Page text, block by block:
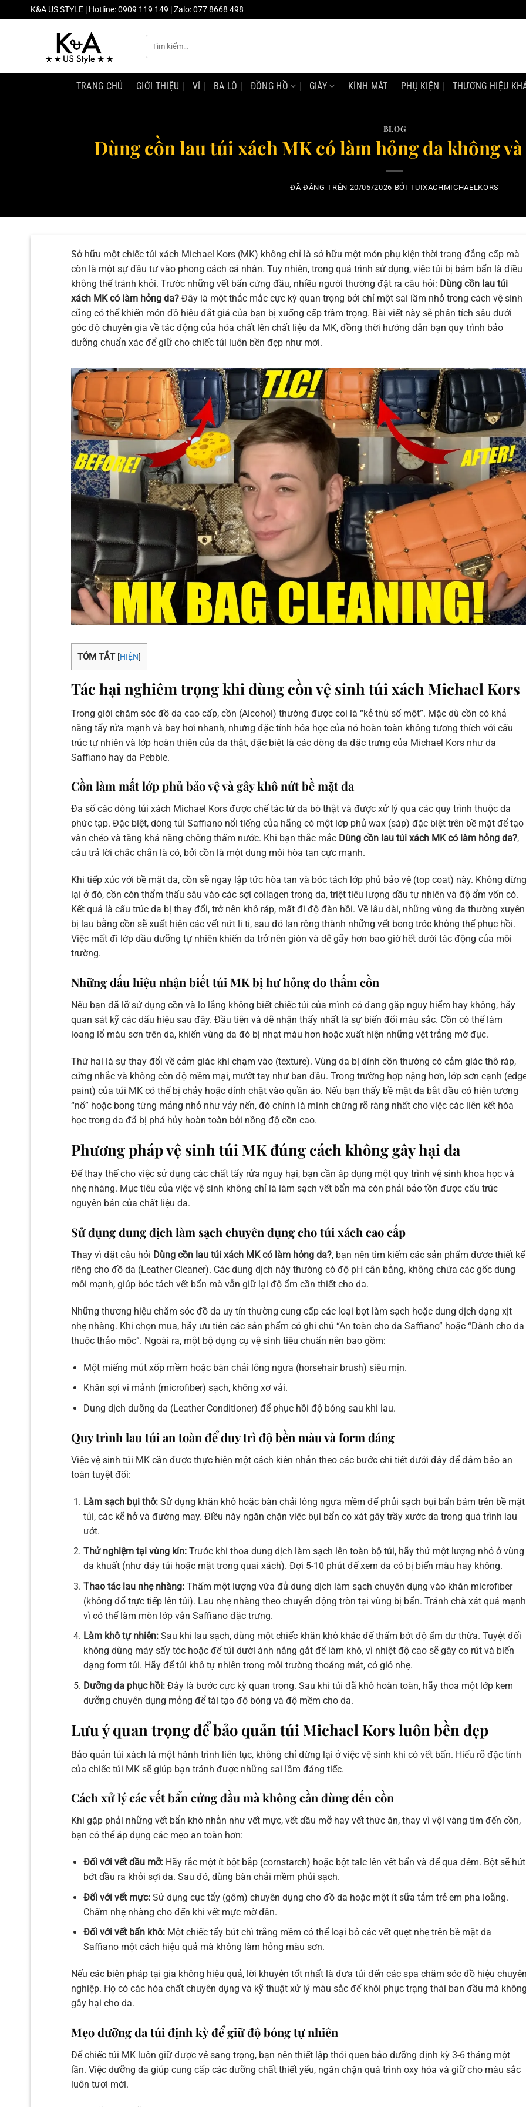
đến
K&A US STYLE | Hotline: 0909 119 149 | Zalo: 077 8668 498
kiếm:
TRANG CHỦ GIỚI THIỆU VÍ BA LÔ ĐỒNG HỒ GIÀY KÍNH MÁT PHỤ KIỆN THƯƠNG HIỆU
BLOG
Dùng cồn lau túi xách MK có làm hỏng da không
ĐÃ ĐĂNG TRÊN 20/05/2026 BỞITUIXACHMICHAELKORS
Sở hữu một chiếc túi xách Michael Kors (MK) không chỉ là sở hữu một món phụ kiện thời trang đẳng cấp mà
còn là một sự đầu tư vào phong cách cá nhân. Tuy nhiên, trong quá trình sử dụng, việc túi bị bám bẩn là điều
không thể tránh khỏi. Trước những vết bẩn cứng đầu, nhiều người thường đặt ra câu hỏi: Dùng cồn lau túi
xách MK có làm hỏng da? Đây là một thắc mắc cực kỳ quan trọng bởi chỉ một sai lầm nhỏ trong cách vệ sinh
cũng có thể khiến món đồ hiệu đắt giá của bạn bị xuống cấp trầm trọng. Bài viết này sẽ phân tích sâu dưới
góc độ chuyên gia về tác động của hóa chất lên chất liệu da MK, đồng thời hướng dẫn bạn quy trình bảo
dưỡng chuẩn xác để giữ cho chiếc túi luôn bền đẹp như mới.
TÓM TẮT [HIỆN]
Tác hại nghiêm trọng khi dùng cồn vệ sinh túi xách Michael Kors
Trong giới chăm sóc đồ da cao cấp, cồn (Alcohol) thường được coi là “kẻ thù số một”. Mặc dù cồn có khả
năng tẩy rửa mạnh và bay hơi nhanh, nhưng đặc tính hóa học của nó hoàn toàn không tương thích với cấu
trúc tự nhiên và lớp hoàn thiện của da thật, đặc biệt là các dòng da đặc trưng của Michael Kors như da
Saffiano hay da Pebble.
Cồn làm mất lớp phủ bảo vệ và gây khô nứt bề mặt da
Đa số các dòng túi xách Michael Kors được chế tác từ da bò thật và được xử lý qua các quy trình thuộc da
phức tạp. Đặc biệt, dòng túi Saffiano nổi tiếng của hãng có một lớp phủ wax (sáp) đặc biệt trên bề mặt để tạo
vân chéo và tăng khả năng chống thấm nước. Khi bạn thắc mắc Dùng cồn lau túi xách MK có làm hỏng da?,
câu trả lời chắc chắn là có, bởi cồn là một dung môi hòa tan cực mạnh.
Khi tiếp xúc với bề mặt da, cồn sẽ ngay lập tức hòa tan và bóc tách lớp phủ bảo vệ (top coat) này. Không dừng
lại ở đó, cồn còn thẩm thấu sâu vào các sợi collagen trong da, triệt tiêu lượng dầu tự nhiên và độ ẩm vốn có.
Kết quả là cấu trúc da bị thay đổi, trở nên khô ráp, mất đi độ đàn hồi. Về lâu dài, những vùng da thường xuyên
bị lau bằng cồn sẽ xuất hiện các vết nứt li ti, sau đó lan rộng thành những vết bong tróc không thể phục hồi.
Việc mất đi lớp dầu dưỡng tự nhiên khiến da trở nên giòn và dễ gãy hơn bao giờ hết dưới tác động của môi
trường.
Những dấu hiệu nhận biết túi MK bị hư hỏng do thấm cồn
Nếu bạn đã lỡ sử dụng cồn và lo lắng không biết chiếc túi của mình có đang gặp nguy hiểm hay không, hãy
quan sát kỹ các dấu hiệu sau đây. Đầu tiên và dễ nhận thấy nhất là sự biến đổi màu sắc. Cồn có thể làm
loang lổ màu sơn trên da, khiến vùng da đó bị nhạt màu hơn hoặc xuất hiện những vệt trắng mờ đục.
Thứ hai là sự thay đổi về cảm giác khi chạm vào (texture). Vùng da bị dính cồn thường có cảm giác thô ráp,
cứng nhắc và không còn độ mềm mại, mướt tay như ban đầu. Trong trường hợp nặng hơn, lớp sơn cạnh
paint) của túi MK có thể bị chảy hoặc dính chặt vào quần áo. Nếu bạn thấy bề mặt da bắt đầu có hiện tượng
“nổ” hoặc bong từng mảng nhỏ như vảy nến, đó chính là minh chứng rõ ràng nhất cho việc các liên kết hóa
học trong da đã bị phá hủy hoàn toàn bởi nồng độ cồn cao.
Phương pháp vệ sinh túi MK đúng cách không gây hại da
Để thay thế cho việc sử dụng các chất tẩy rửa nguy hại, bạn cần áp dụng một quy trình vệ sinh khoa học và
nhẹ nhàng. Mục tiêu của việc vệ sinh không chỉ là làm sạch vết bẩn mà còn phải bảo tồn được cấu trúc
nguyên bản của chất liệu da.
Sử dụng dung dịch làm sạch chuyên dụng cho túi xách cao cấp
Thay vì đặt câu hỏi Dùng cồn lau túi xách MK có làm hỏng da?, bạn nên tìm kiếm các sản phẩm được thiết kế
riêng cho đồ da (Leather Cleaner). Các dung dịch này thường có độ pH cân bằng, không chứa các gốc dung
môi mạnh, giúp bóc tách vết bẩn mà vẫn giữ lại độ ẩm cần thiết cho da.
Những thương hiệu chăm sóc đồ da uy tín thường cung cấp các loại bọt làm sạch hoặc dung dịch dạng xịt
nhẹ nhàng. Khi chọn mua, hãy ưu tiên các sản phẩm có ghi chú “An toàn cho da Saffiano” hoặc “Dành cho da
thuộc thảo mộc”. Ngoài ra, một bộ dụng cụ vệ sinh tiêu chuẩn nên bao gồm:
Một miếng mút xốp mềm hoặc bàn chải lông ngựa (horsehair brush) siêu mịn.
Khăn sợi vi mảnh (microfiber) sạch, không xơ vải.
Dung dịch dưỡng da (Leather Conditioner) để phục hồi độ bóng sau khi lau.
Quy trình lau túi an toàn để duy trì độ bền màu và form dáng
Việc vệ sinh túi MK cần được thực hiện một cách kiên nhẫn theo các bước chi tiết dưới đây để đảm bảo an
toàn tuyệt đối:
Làm sạch bụi thô:Sử dụng khăn khô hoặc bàn chải lông ngựa mềm để phủi sạch bụi bẩn bám trên bề mặt
túi, các kẽ hở và đường may. Điều này ngăn chặn việc bụi bẩn cọ xát gây trầy xước da trong quá trình lau
ướt.
Thử nghiệm tại vùng kín:Trước khi thoa dung dịch làm sạch lên toàn bộ túi, hãy thử một lượng nhỏ ở vùng
da khuất (như đáy túi hoặc mặt trong quai xách). Đợi 5-10 phút để xem da có bị biến màu hay không.
Thao tác lau nhẹ nhàng:Thấm một lượng vừa đủ dung dịch làm sạch chuyên dụng vào khăn microfiber
(không đổ trực tiếp lên túi). Lau nhẹ nhàng theo chuyển động tròn tại vùng bị bẩn. Tránh chà xát quá mạnh
vì có thể làm mòn lớp vân Saffiano đặc trưng.
Làm khô tự nhiên:Sau khi lau sạch, dùng một chiếc khăn khô khác để thấm bớt độ ẩm dư thừa. Tuyệt đối
không dùng máy sấy tóc hoặc để túi dưới ánh nắng gắt để làm khô, vì nhiệt độ cao sẽ gây co rút và biến
dạng form túi. Hãy để túi khô tự nhiên trong môi trường thoáng mát, có gió nhẹ.
Dưỡng da phục hồi:Đây là bước cực kỳ quan trọng. Sau khi túi đã khô hoàn toàn, hãy thoa một lớp kem
dưỡng chuyên dụng mỏng để tái tạo độ bóng và độ mềm cho da.
Lưu ý quan trọng để bảo quản túi Michael Kors luôn bền đẹp
Bảo quản túi xách là một hành trình liên tục, không chỉ dừng lại ở việc vệ sinh khi có vết bẩn. Hiểu rõ đặc tính
của chiếc túi MK sẽ giúp bạn tránh được những sai lầm đáng tiếc.
Cách xử lý các vết bẩn cứng đầu mà không cần dùng đến cồn
Khi gặp phải những vết bẩn khó nhằn như vết mực, vết dầu mỡ hay vết thức ăn, thay vì vội vàng tìm đến cồn,
bạn có thể áp dụng các mẹo an toàn hơn:
Đối với vết dầu mỡ:Hãy rắc một ít bột bắp (cornstarch) hoặc bột talc lên vết bẩn và để qua đêm. Bột sẽ hút
bớt dầu ra khỏi sợi da. Sau đó, dùng bàn chải mềm phủi sạch.
Đối với vết mực:Sử dụng cục tẩy (gôm) chuyên dụng cho đồ da hoặc một ít sữa tắm trẻ em pha loãng.
Chấm nhẹ nhàng cho đến khi vết mực mờ dần.
Đối với vết bẩn khô:Một chiếc tẩy bút chì trắng mềm có thể loại bỏ các vết quẹt nhẹ trên bề mặt da
Saffiano một cách hiệu quả mà không làm hỏng màu sơn.
Nếu các biện pháp tại gia không hiệu quả, lời khuyên tốt nhất là đưa túi đến các spa chăm sóc đồ hiệu
nghiệp. Họ có các hóa chất chuyên dụng và kỹ thuật xử lý màu sắc để khôi phục trạng thái ban đầu mà
gây hại cho da.
Mẹo dưỡng da túi định kỳ để giữ độ bóng tự nhiên
Để chiếc túi MK luôn giữ được vẻ sang trọng, bạn nên thiết lập thói quen bảo dưỡng định kỳ 3-6 tháng một
lần. Việc dưỡng da giúp cung cấp các dưỡng chất thiết yếu, ngăn chặn quá trình oxy hóa và giữ cho màu sắc
luôn tươi mới.